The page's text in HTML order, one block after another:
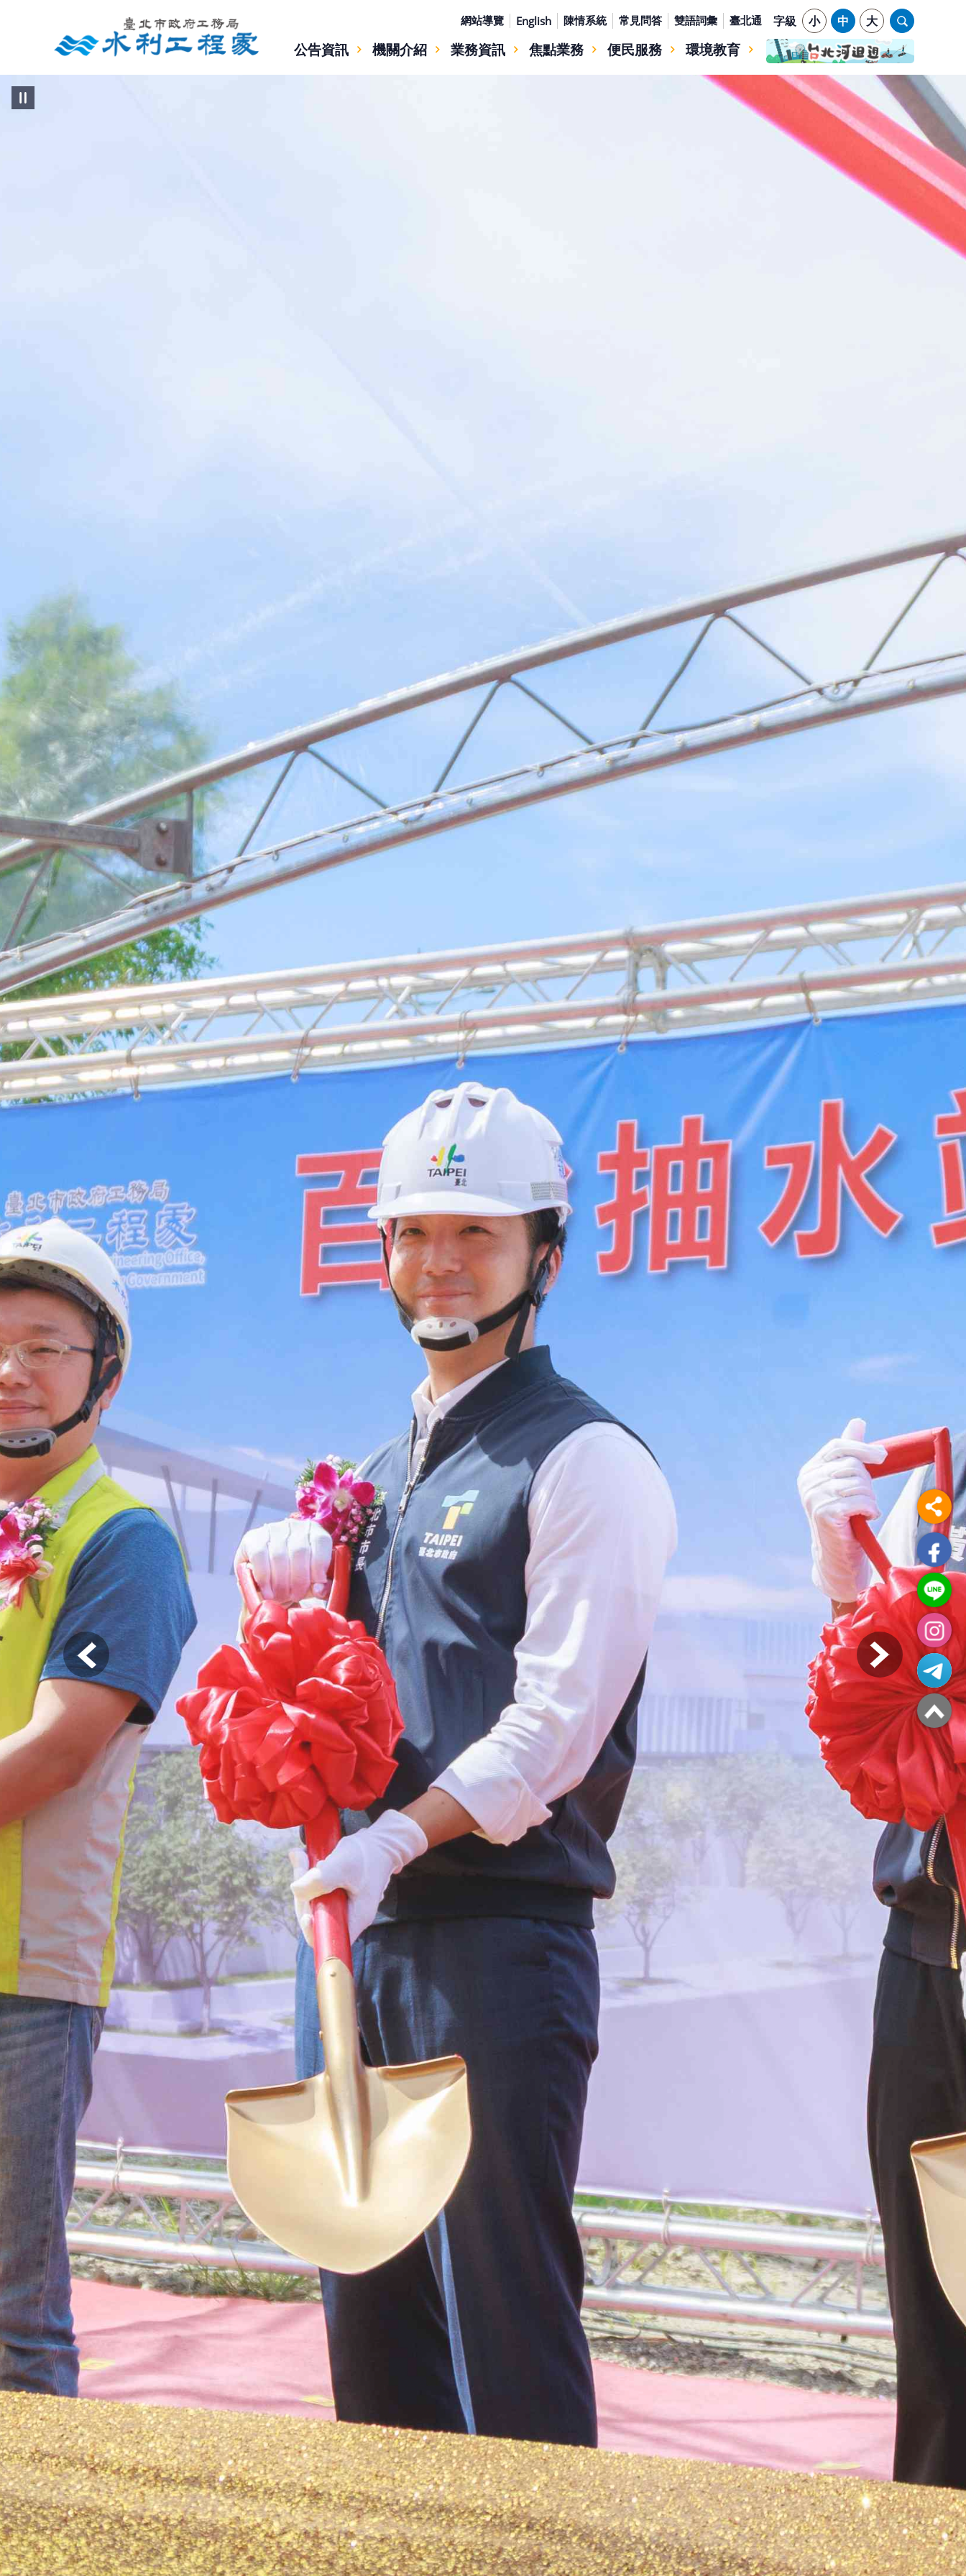
網站導覽 English 陳情系統 常見問答 雙語詞彙 臺北通 字級 小 中 大
公告資訊 機關介紹 業務資訊 焦點業務 便民服務 環境教育